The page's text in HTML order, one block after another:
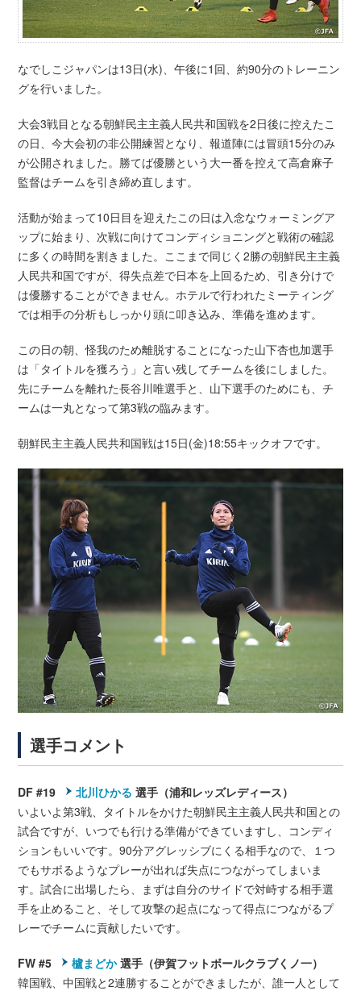
なでしこジャパンは13日(水)、午後に1回、約90分のトレーニン
グを行いました。
大会3戦目となる朝鮮民主主義人民共和国戦を2日後に控えたこ
の日、今大会初の非公開練習となり、報道陣には冒頭15分のみ
が公開されました。勝てば優勝という大一番を控えて高倉麻子
監督はチームを引き締め直します。
活動が始まって10日目を迎えたこの日は入念なウォーミングア
ップに始まり、次戦に向けてコンディショニングと戦術の確認
に多くの時間を割きました。ここまで同じく2勝の朝鮮民主主義
人民共和国ですが、得失点差で日本を上回るため、引き分けで
は優勝することができません。ホテルで行われたミーティング
では相手の分析もしっかり頭に叩き込み、準備を進めます。
この日の朝、怪我のため離脱することになった山下杏也加選手
は「タイトルを獲ろう」と言い残してチームを後にしました。
先にチームを離れた長谷川唯選手と、山下選手のためにも、チ
ームは一丸となって第3戦の臨みます。
朝鮮民主主義人民共和国戦は15日(金)18:55キックオフです。
選手コメント
DF #19 北川ひかる 選手（浦和レッズレディース）
いよいよ第3戦、タイトルをかけた朝鮮民主主義人民共和国との
試合ですが、いつでも行ける準備ができていますし、コンディ
ションもいいです。90分アグレッシブにくる相手なので、１つ
でもサボるようなプレーが出れば失点につながってしまいま
す。試合に出場したら、まずは自分のサイドで対峙する相手選
手を止めること、そして攻撃の起点になって得点につながるプ
レーでチームに貢献したいです。
FW #5 櫨まどか選手（伊賀フットボールクラブくノ一）
韓国戦、中国戦と2連勝することができましたが、誰一人として